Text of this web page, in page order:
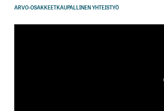
ARVO-OSAKKEETKAUPALLINEN YHTEISTYÖ